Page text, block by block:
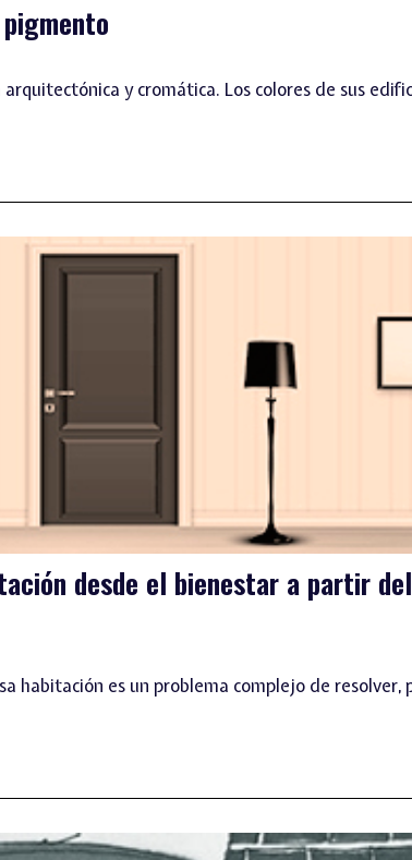
y cromática. Los colores de sus
desde el bienestar a partir
habitación es un problema complejo de resolver,